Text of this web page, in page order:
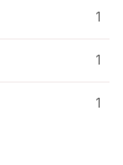
1
1
1